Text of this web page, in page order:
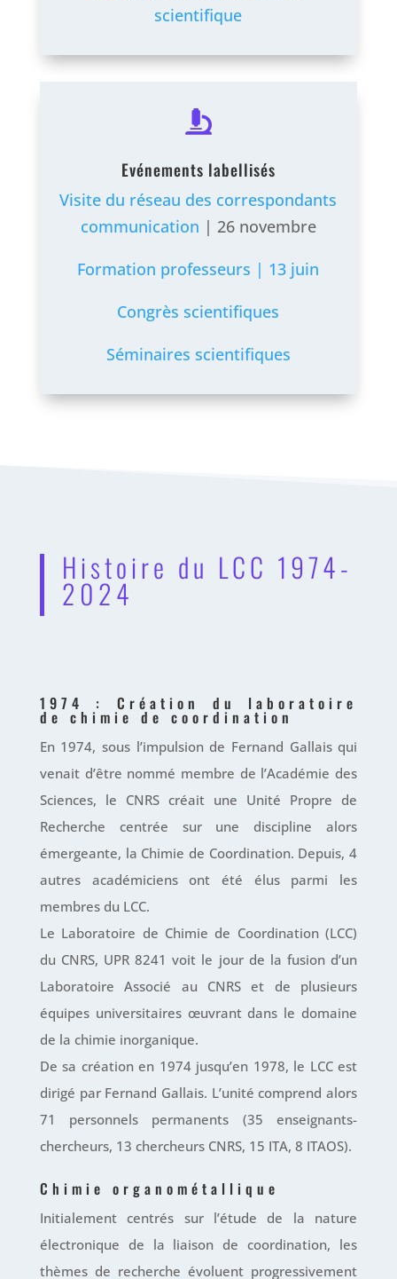
scientifique

Evénements labellisés
Visite du réseau des correspondants
communication | 26 novembre
Formation professeurs | 13 juin
Congrès scientifiques
Séminaires scientifiques
Histoire du LCC 1974-
2024
1974 : Création du laboratoire
de chimie de coordination
En 1974, sous l’impulsion de Fernand Gallais qui
venait d’être nommé membre de l’Académie des
Sciences, le CNRS créait une Unité Propre de
Recherche centrée sur une discipline alors
émergeante, la Chimie de Coordination. Depuis, 4
autres académiciens ont été élus parmi les
membres du LCC.
Le Laboratoire de Chimie de Coordination (LCC)
du CNRS, UPR 8241 voit le jour de la fusion d’un
Laboratoire Associé au CNRS et de plusieurs
équipes universitaires œuvrant dans le domaine
de la chimie inorganique.
De sa création en 1974 jusqu’en 1978, le LCC est
dirigé par Fernand Gallais. L’unité comprend alors
71 personnels permanents (35 enseignants-
chercheurs, 13 chercheurs CNRS, 15 ITA, 8 ITAOS).
Chimie organométallique
Initialement centrés sur l’étude de la nature
électronique de la liaison de coordination, les
thèmes de recherche évoluent progressivement